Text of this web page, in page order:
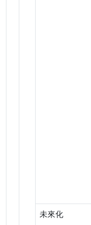
未來化